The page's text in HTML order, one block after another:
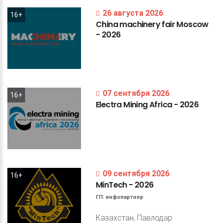
16+ 26 августа 2026
ChinamachineryfairMoscow
- 2026
16+ 07 сентября 2026
ElectraMiningAfrica- 2026
16+ 09 сентября 2026
MinTech- 2026
ГП: инфопартнер
Казахстан, Павлодар